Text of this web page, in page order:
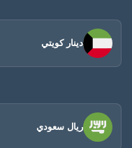
دينار كويتي
ريال سعودي